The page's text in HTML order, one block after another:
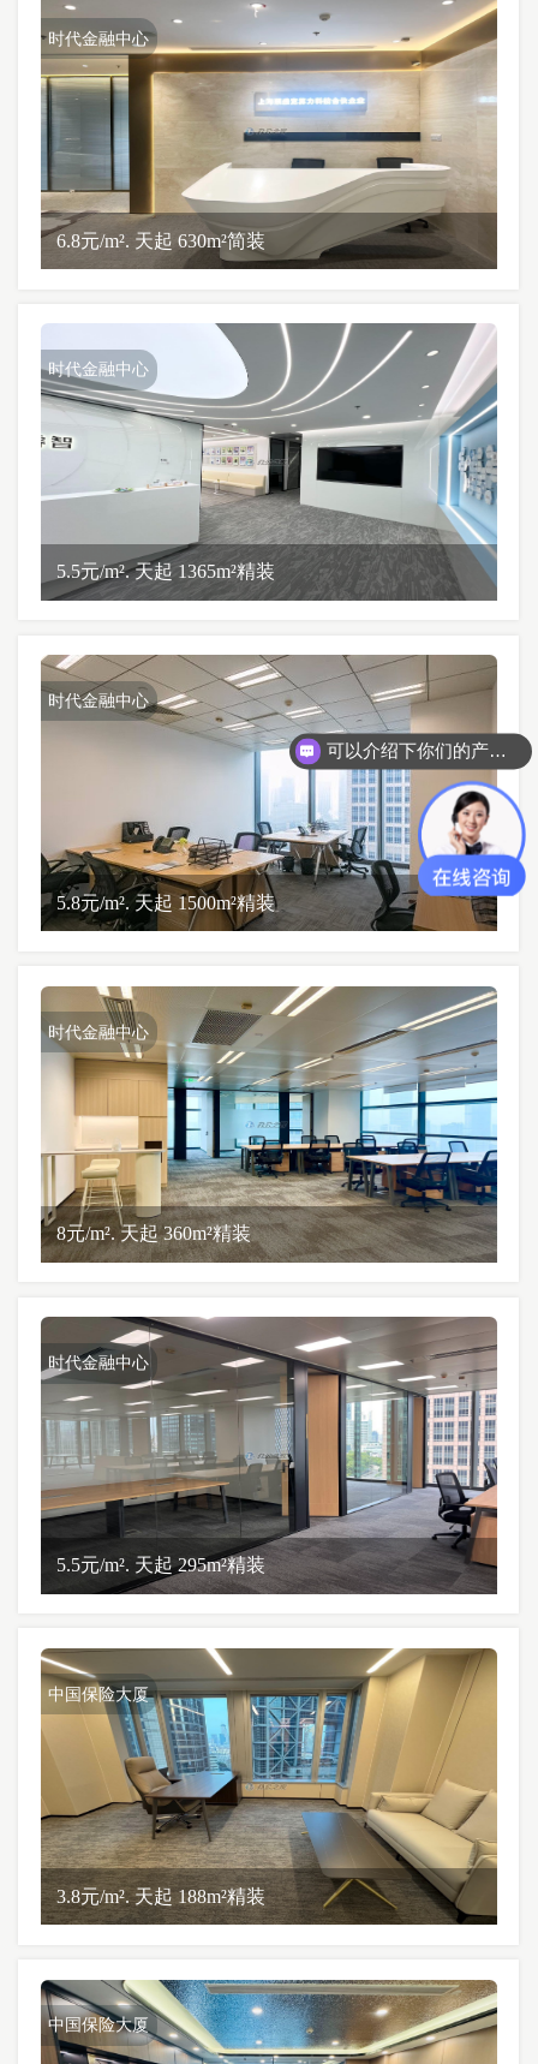
时代金融中心
6.8元/m². 天起 630m²简装
时代金融中心
5.5元/m². 天起 1365m²精装
时代金融中心
5.8元/m². 天起 1500m²精装
时代金融中心
8元/m². 天起 360m²精装
时代金融中心
5.5元/m². 天起 295m²精装
中国保险大厦
3.8元/m². 天起 188m²精装
中国保险大厦
可以介绍下你们的产品么？